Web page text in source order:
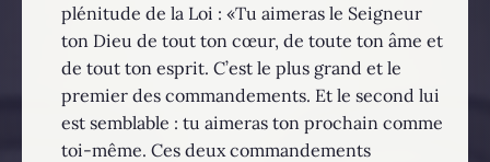
plénitude de la Loi : «Tu aimeras le Seigneur
ton Dieu de tout ton cœur, de toute ton âme et
de tout ton esprit. C’est le plus grand et le
premier des commandements. Et le second lui
est semblable : tu aimeras ton prochain comme
toi-même. Ces deux commandements